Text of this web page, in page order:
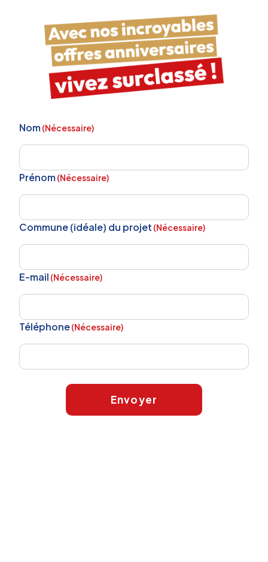
Nom(Nécessaire)
Prénom(Nécessaire)
Commune (idéale) du projet (Nécessaire)
E-mail (Nécessaire)
Téléphone(Nécessaire)